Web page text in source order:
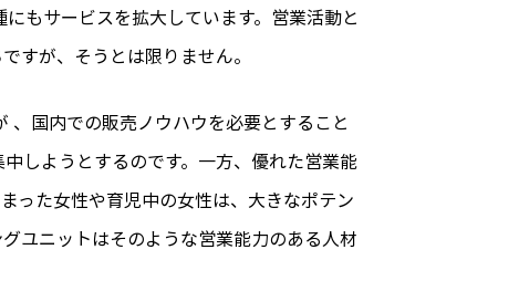
もサービスを拡大しています。営業活動と
すが、そうとは限りません。
国内での販売ノウハウを必要とすること
しようとするのです。一方、優れた営業能
った女性や育児中の女性は、大きなポテン
ユニットはそのような営業能力のある人材